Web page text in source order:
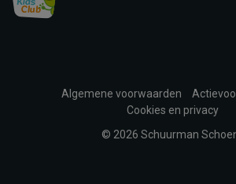
Algemene voorwaarden
Cookies en privacy
© 2026 Schuurman